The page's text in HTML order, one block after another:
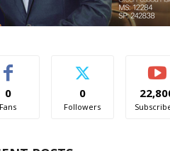
0
Fans
0
Followers